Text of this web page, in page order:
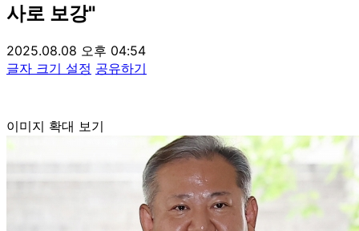
사로 보강"
2025.08.08 오후 04:54
글자 크기 설정 공유하기
이미지 확대 보기